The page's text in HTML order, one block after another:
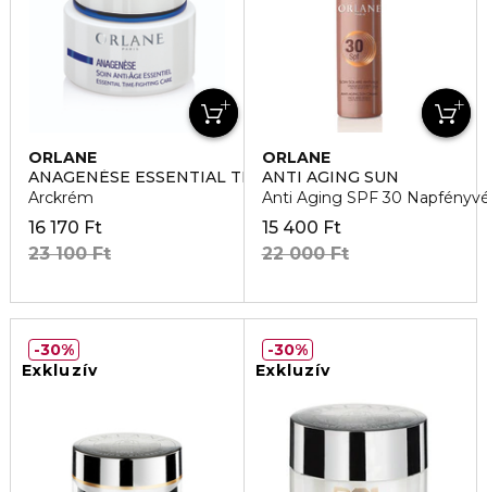
ORLANE
ANAGENÉSE ESSENTIAL TIME-FIGHTING CARE
Arckrém
16 170 Ft
23 100 Ft
ORLANE
ANTI AGING SUN
Anti Aging SPF 30
15 400 Ft
22 000 Ft
Exkluzív
30%
Exkluzív
30%